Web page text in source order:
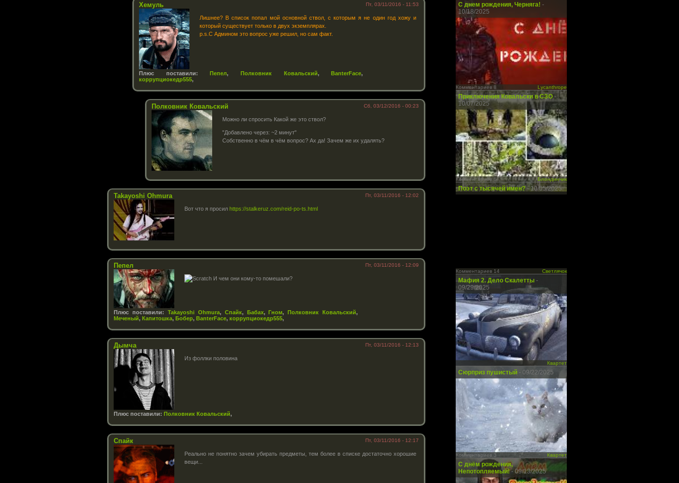
Хемуль Пт, 03/11/2016 - 11:53
Лишнее? В список попал мой основной ствол, с которым я не один год хожу и
который существует только в двух экземплярах.
p.s.С Админом это вопрос уже решил, но сам факт.
Плюс поставили:Пепел, Полковник Ковальский,BanterFace,
коррупциокедр555,
Полковник Ковальский Сб, 03/12/2016 - 00:23
Можно ли спросить Какой же это ствол?
"Добавлено через: ~2 минут"
Собственно в чём в чём вопрос? Ах да! Зачем же их удалять?
Takayoshi Ohmura Пт, 03/11/2016 - 12:02
Вот что я просил https://stalkeruz.com/reid-po-ts.html
Пепел Пт, 03/11/2016 - 12:09
И чем они кому-то помешали?
Плюс поставили: Takayoshi Ohmura, Спайк, Бабах,Гном,Полковник Ковальский,
Меченый, Капитошка, Бобер, BanterFace, коррупциокедр555,
Дымча Пт, 03/11/2016 - 12:13
Из фоллки половина
Плюс поставили: Полковник Ковальский,
Спайк Пт, 03/11/2016 - 12:17
Реально не понятно зачем убирать предметы, тем более в списке достаточно хорошие
вещи...
С днем рождения, Черняга! -
10/18/2025
Комментариев 8 Lycanthrope
Приключения Ковальски в СЗО-
10/07/2025
Комментариев 6 Блондинчик
Поэт с тысячей имен? - 10/05/2025
Комментариев 14 Светлячок
Мафия 2. Дело Скалетты -
09/29/2025
Квартет
Сюрприз пушистый - 09/22/2025
Комментариев 3 Квартет
С днём рождения,
Непотопляемый!- 09/13/2025